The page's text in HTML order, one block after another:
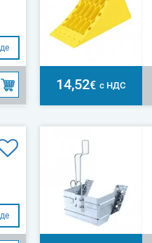
14,52€ с НДС